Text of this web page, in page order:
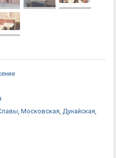
, Московская, Дунайская,